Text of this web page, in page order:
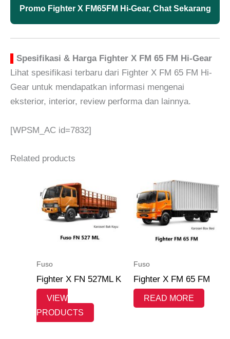
Promo Fighter X FM65FM Hi-Gear, Chat Sekarang
Spesifikasi & Harga Fighter X FM 65 FM Hi-Gear
Lihat spesifikasi terbaru dari Fighter X FM 65 FM Hi-
Gear untuk mendapatkan informasi mengenai
eksterior, interior, review performa dan lainnya.
[WPSM_AC id=7832]
Related products
Fuso
Fighter X FN 527ML K
VIEW
PRODUCTS
Fuso
Fighter X FM 65 FM
READ MORE